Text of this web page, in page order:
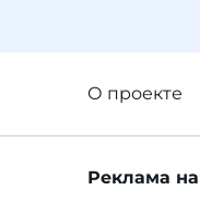
О проекте
Реклама